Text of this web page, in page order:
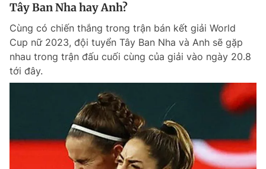
Tây Ban Nha hay Anh?
Cùng có chiến thắng trong trận bán kết giải World
Cup nữ 2023, đội tuyển Tây Ban Nha và Anh sẽ gặp
nhau trong trận đấu cuối cùng của giải vào ngày 20.8
tới đây.